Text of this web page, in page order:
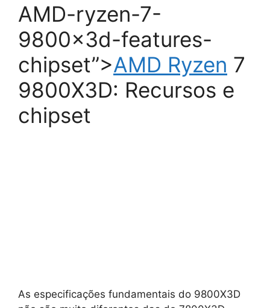
AMD-ryzen-7-
9800x3d-features-
chipset”>AMD Ryzen 7
9800X3D: Recursos e
chipset
As especificações fundamentais do 9800X3D